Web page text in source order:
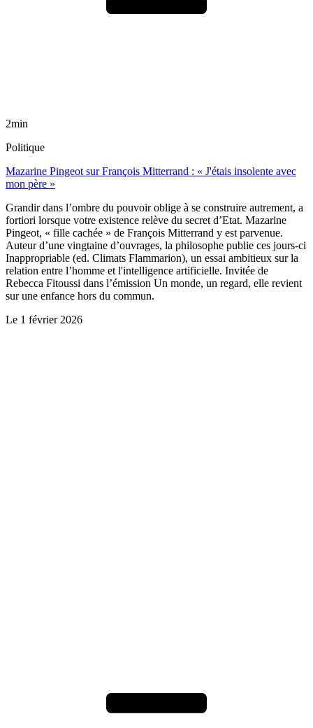
2min
Politique
Mazarine Pingeot sur François Mitterrand : « J'étais insolente avec
mon père »
Grandir dans l’ombre du pouvoir oblige à se construire autrement, a
fortiori lorsque votre existence relève du secret d’Etat. Mazarine
Pingeot, « fille cachée » de François Mitterrand y est parvenue.
Auteur d’une vingtaine d’ouvrages, la philosophe publie ces jours-ci
Inappropriable (ed. Climats Flammarion), un essai ambitieux sur la
relation entre l’homme et l'intelligence artificielle. Invitée de
Rebecca Fitoussi dans l’émission Un monde, un regard, elle revient
sur une enfance hors du commun.
Le 1 février 2026